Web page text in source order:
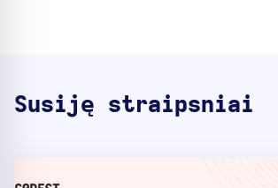
Susiję straipsniai